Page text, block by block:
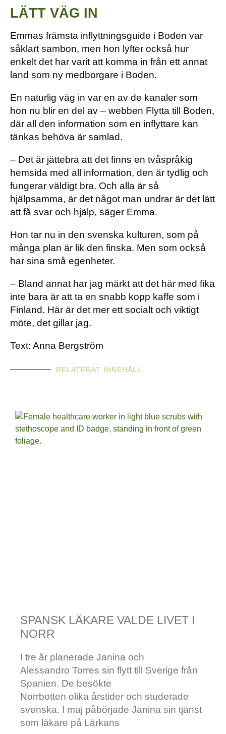
LÄTT VÄG IN
Emmas främsta inflyttningsguide i Boden var
såklart sambon, men hon lyfter också hur
enkelt det har varit att komma in från ett annat
land som ny medborgare i Boden.
En naturlig väg in var en av de kanaler som
hon nu blir en del av – webben Flytta till Boden,
där all den information som en inflyttare kan
tänkas behöva är samlad.
– Det är jättebra att det finns en tvåspråkig
hemsida med all information, den är tydlig och
fungerar väldigt bra. Och alla är så
hjälpsamma, är det något man undrar är det lätt
att få svar och hjälp, säger Emma.
Hon tar nu in den svenska kulturen, som på
många plan är lik den finska. Men som också
har sina små egenheter.
– Bland annat har jag märkt att det här med fika
inte bara är att ta en snabb kopp kaffe som i
Finland. Här är det mer ett socialt och viktigt
möte, det gillar jag.
Text: Anna Bergström
RELATERAT INNEHÅLL
SPANSK LÄKARE VALDE LIVET I
NORR
I tre år planerade Janina och
Alessandro Torres sin flytt till Sverige från
Spanien. De besökte
Norrbotten olika årstider och studerade
svenska. I maj påbörjade Janina sin tjänst
som läkare på Lärkans